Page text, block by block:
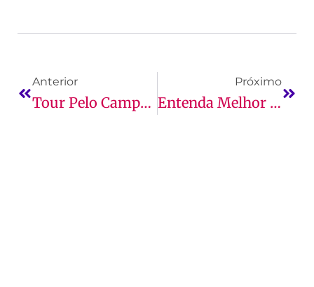
Anterior
Tour Pelo Campus: Por Que Aproveitar Essa Facilidade
Próximo
Entenda Melhor A Psicologia Como Ciência!